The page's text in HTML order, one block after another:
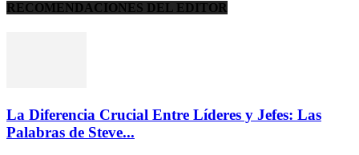
RECOMENDACIONES DEL EDITOR
La Diferencia Crucial Entre Líderes y Jefes: Las
Palabras de Steve...